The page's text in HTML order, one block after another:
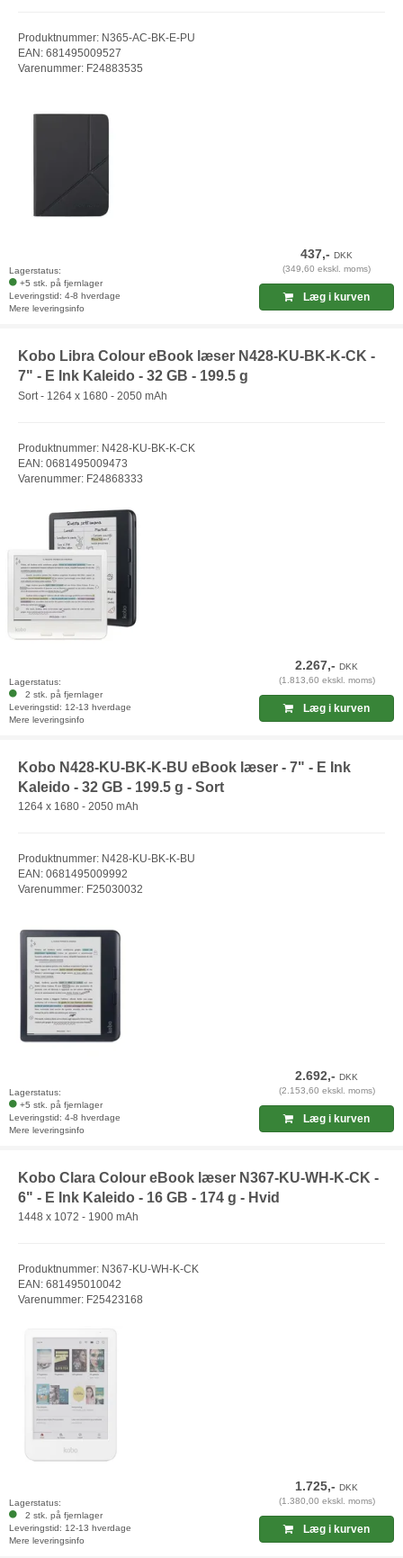
Produktnummer: N365-AC-BK-E-PU
EAN: 681495009527
Varenummer: F24883535
Lagerstatus:
+5 stk. på fjernlager
Leveringstid: 4-8 hverdage
Mere leveringsinfo
437,-DKK
(349,60 ekskl. moms)
Læg i kurven
Kobo Libra Colour eBook læser N428-KU-BK-K-CK -
7" - E Ink Kaleido - 32 GB - 199.5 g
Sort - 1264 x 1680 - 2050 mAh
Produktnummer: N428-KU-BK-K-CK
EAN: 0681495009473
Varenummer: F24868333
Lagerstatus:
2 stk. på fjernlager
Leveringstid: 12-13 hverdage
Mere leveringsinfo
2.267,-DKK
(1.813,60 ekskl. moms)
Læg i kurven
Kobo N428-KU-BK-K-BU eBook læser - 7" - E Ink
Kaleido - 32 GB - 199.5 g - Sort
1264 x 1680 - 2050 mAh
Produktnummer: N428-KU-BK-K-BU
EAN: 0681495009992
Varenummer: F25030032
Lagerstatus:
+5 stk. på fjernlager
Leveringstid: 4-8 hverdage
Mere leveringsinfo
2.692,-DKK
(2.153,60 ekskl. moms)
Læg i kurven
Kobo Clara Colour eBook læser N367-KU-WH-K-CK -
6" - E Ink Kaleido - 16 GB - 174 g - Hvid
1448 x 1072 - 1900 mAh
Produktnummer: N367-KU-WH-K-CK
EAN: 681495010042
Varenummer: F25423168
Lagerstatus:
2 stk. på fjernlager
Leveringstid: 12-13 hverdage
Mere leveringsinfo
1.725,-DKK
(1.380,00 ekskl. moms)
Læg i kurven